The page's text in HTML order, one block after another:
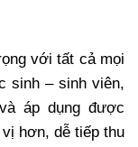
với tất cả mọi
sinh – sinh viên,
áp dụng được
hơn, dễ tiếp thu